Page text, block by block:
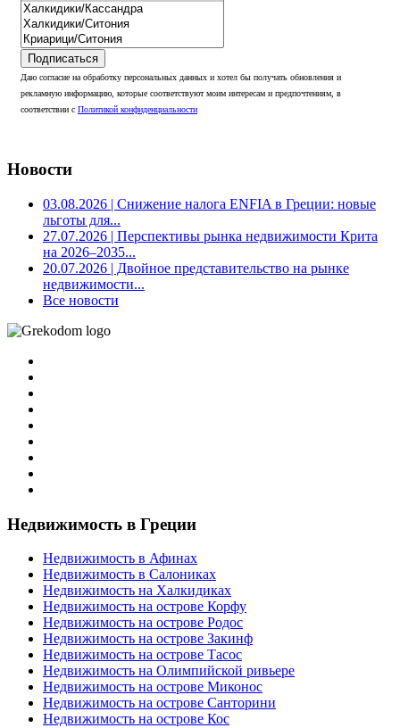
Подписаться
Даю согласие на обработку персональных данных и хотел бы получать обновления и
рекламную информацию, которые соответствуют моим интересам и предпочтениям, в
соответствии с Политикой конфиденциальности
Новости
03.08.2026 | Снижение налога ENFIA в Греции: новые
льготы для...
27.07.2026 | Перспективы рынка недвижимости Крита
на 2026–2035...
20.07.2026 | Двойное представительство на рынке
недвижимости...
Все новости
Недвижимость в Греции
Недвижимость в Афинах
Недвижимость в Салониках
Недвижимость на Халкидиках
Недвижимость на острове Корфу
Недвижимость на острове Родос
Недвижимость на острове Закинф
Недвижимость на острове Тасос
Недвижимость на Олимпийской ривьере
Недвижимость на острове Миконос
Недвижимость на острове Санторини
Недвижимость на острове Кос